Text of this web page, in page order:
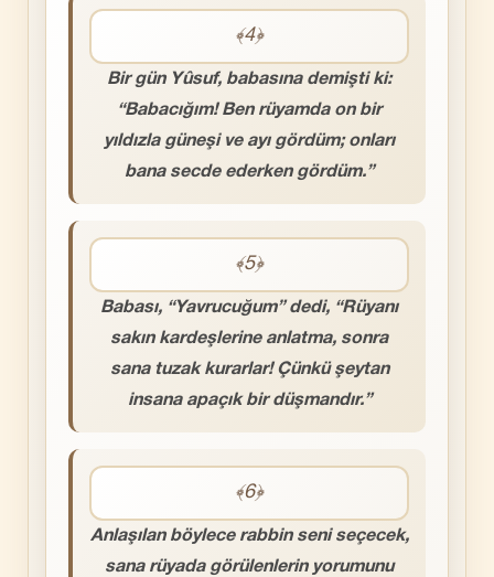
﴾4﴿
Bir gün Yûsuf, babasına demişti ki:
“Babacığım! Ben rüyamda on bir
yıldızla güneşi ve ayı gördüm; onları
bana secde ederken gördüm.”
﴾5﴿
Babası, “Yavrucuğum” dedi, “Rüyanı
sakın kardeşlerine anlatma, sonra
sana tuzak kurarlar! Çünkü şeytan
insana apaçık bir düşmandır.”
﴾6﴿
Anlaşılan böylece rabbin seni seçecek,
sana rüyada görülenlerin yorumunu